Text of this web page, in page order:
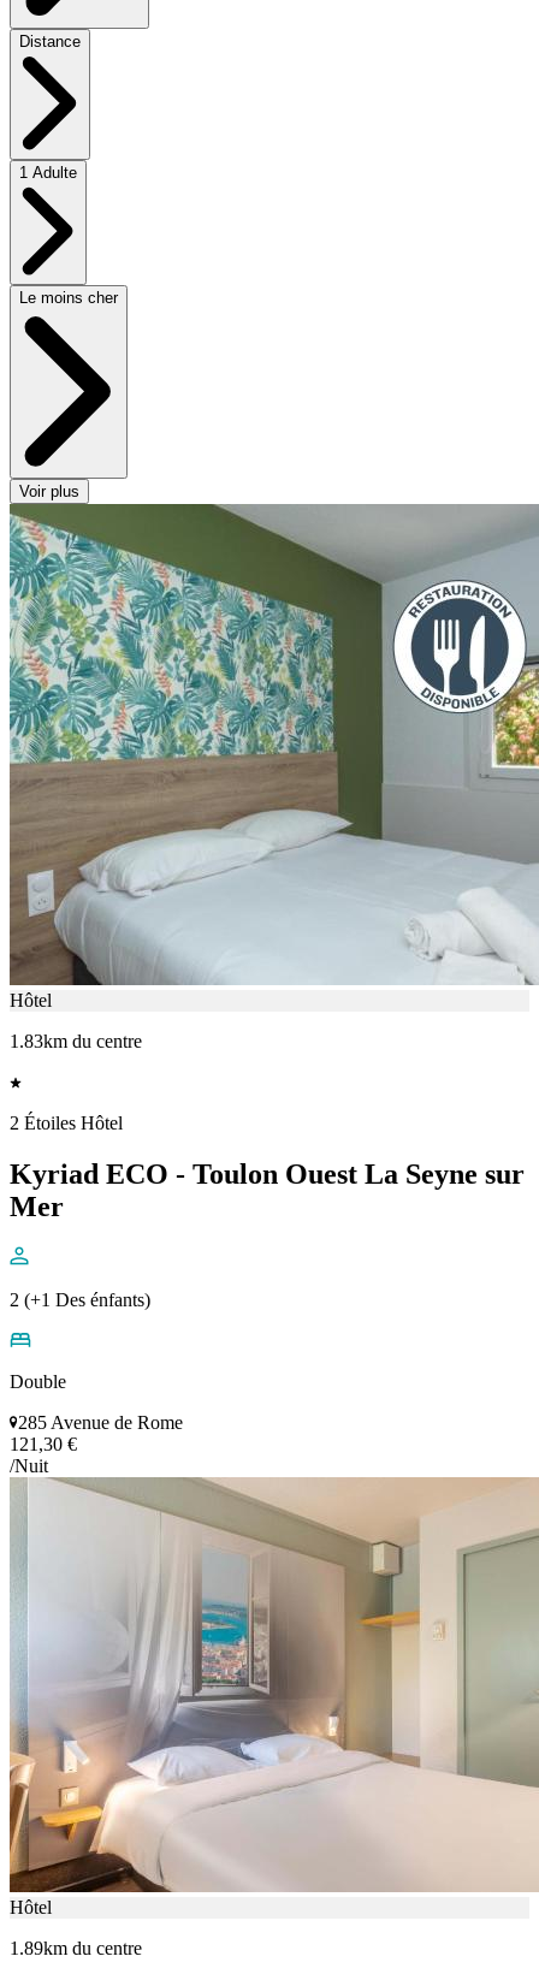
Distance
1 Adulte
Le moins cher
Voir plus
Hôtel
1.83km du centre
2 Étoiles Hôtel
Kyriad ECO - Toulon Ouest La Seyne sur
Mer
2 (+1 Des énfants)
Double
285 Avenue de Rome
121,30 €
/Nuit
Hôtel
1.89km du centre